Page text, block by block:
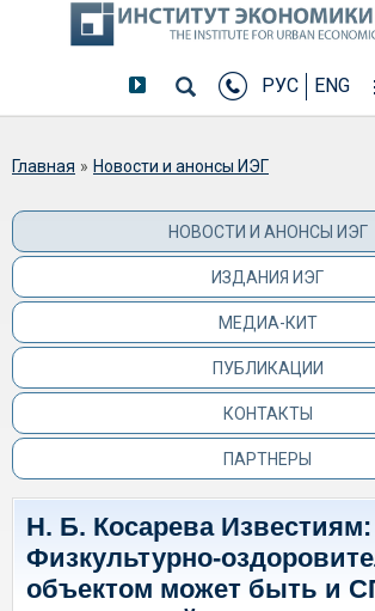
РУС ENG
Вы здесь
Главная » Новости и анонсы ИЭГ
НОВОСТИ И АНОНСЫ ИЭГ
ИЗДАНИЯ ИЭГ
МЕДИА-КИТ
ПУБЛИКАЦИИ
КОНТАКТЫ
ПАРТНЕРЫ
Н. Б. Косарева Известиям:
Физкультурно-
объектом может быть и